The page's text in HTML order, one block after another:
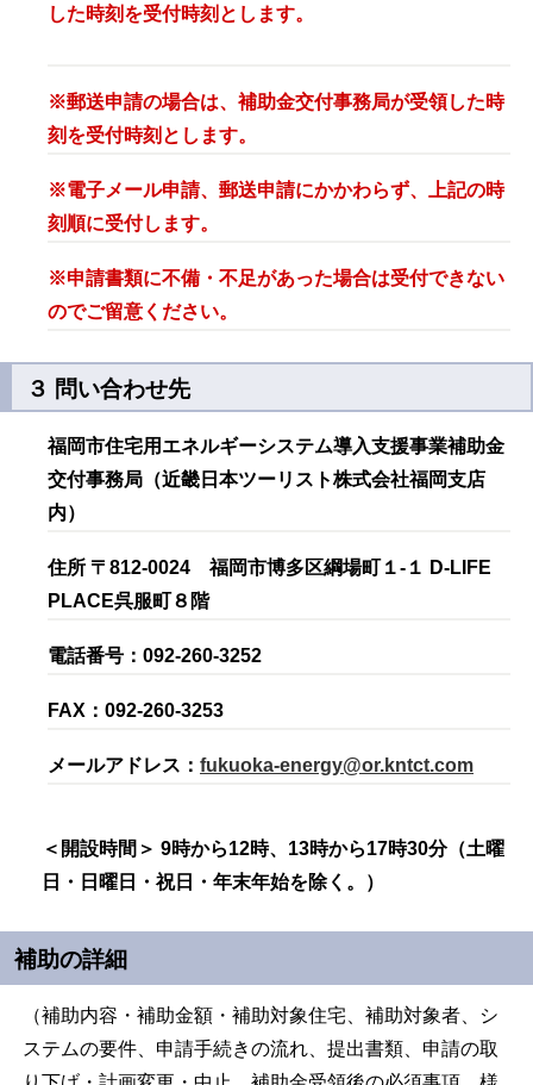
した時刻を受付時刻とします。
※郵送申請の場合は、補助金交付事務局が受領した時
刻を受付時刻とします。
※電子メール申請、郵送申請にかかわらず、上記の時
刻順に受付します。
※申請書類に不備・不足があった場合は受付できない
のでご留意ください。
３ 問い合わせ先
福岡市住宅用エネルギーシステム導入支援事業補助金
交付事務局（近畿日本ツーリスト株式会社福岡支店
内）
住所 〒812-0024 福岡市博多区綱場町１-１ D-LIFE
PLACE呉服町８階
電話番号：092-260-3252
FAX：092-260-3253
メールアドレス： fukuoka-energy@or.kntct.com
＜開設時間＞ 9時から12時、13時から17時30分（土曜
日・日曜日・祝日・年末年始を除く。）
補助の詳細
（補助内容・補助金額・補助対象住宅、補助対象者、シ
ステムの要件、申請手続きの流れ、提出書類、申請の取